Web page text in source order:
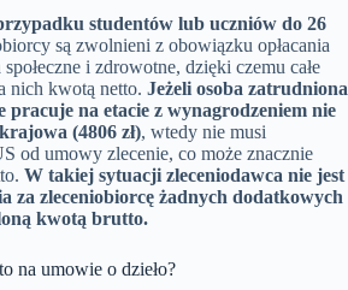
studentów lub uczniów do 26
są zwolnieni z obowiązku opłacania
i zdrowotne, dzięki czemu całe
nich kwotą netto. Jeżeli osoba zatrudniona
pracuje na etacie z wynagrodzeniem nie
(4806 zł), wtedy nie musi
od umowy zlecenie, co może znacznie
W takiej sytuacji zleceniodawca nie jest
za zleceniobiorcę żadnych dodatkowych
kwotą brutto.
na umowie o dzieło?